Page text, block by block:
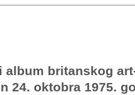
britanskog
24. oktobra 1975.